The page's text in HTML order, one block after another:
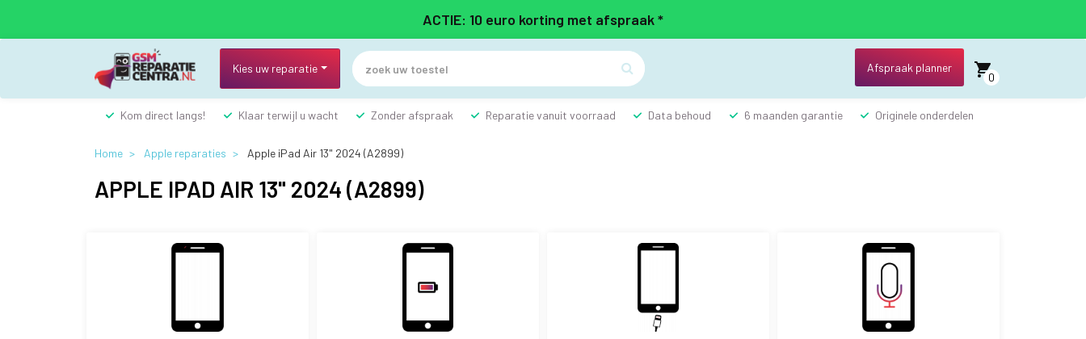
naar
ACTIE: 10 euro korting met afspraak *
Kies uw reparatie  Afspraak planner
0
Kom direct langs! Klaar terwijl u wacht Zonder afspraak Reparatie vanuit voorraad Data behoud 6 maanden garantie Originele onderdelen
Home Apple reparaties Apple iPad Air 13" 2024 (A2899)
APPLE IPAD AIR 13" 2024 (A2899)